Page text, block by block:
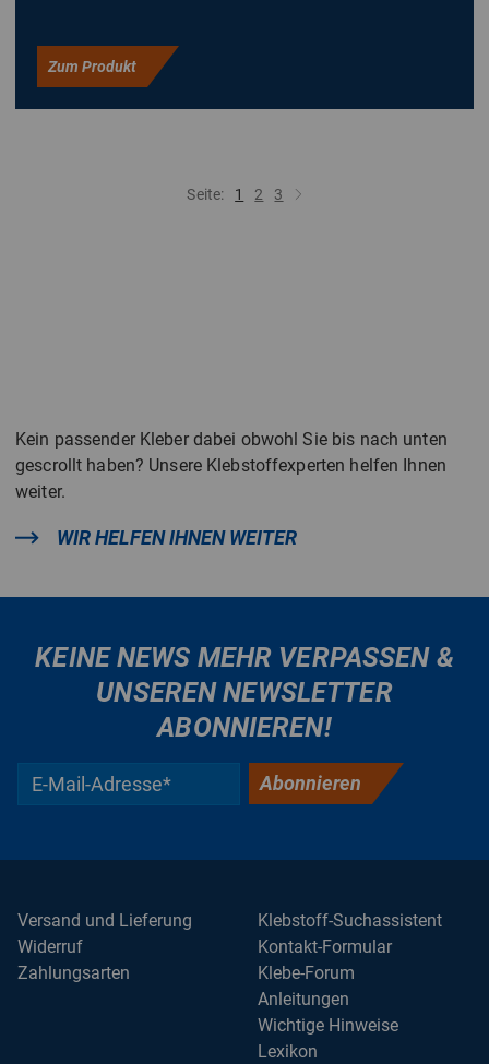
Zum Produkt
Seite: 1 2 3
Kein passender Kleber dabei obwohl Sie bis nach unten
gescrollt haben? Unsere Klebstoffexperten helfen Ihnen
weiter.
WIR HELFEN IHNEN WEITER
KEINE NEWS MEHR VERPASSEN &
UNSEREN NEWSLETTER
ABONNIEREN!
Abonnieren
Klebstoff-Suchassistent
Kontakt-Formular
Klebe-Forum
Anleitungen
Wichtige Hinweise
Lexikon
Versand und Lieferung
Widerruf
Zahlungsarten